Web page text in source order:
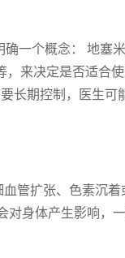
一个概念： 地塞
来决定是否适合
长期控制，医生可
管扩张、色素沉
对身体产生影响，